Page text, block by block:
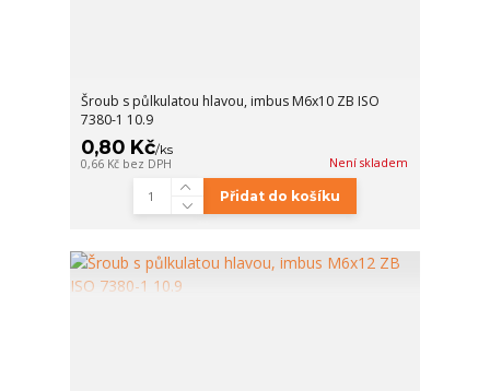
Šroub s půlkulatou hlavou, imbus M6x10 ZB ISO
7380-1 10.9
0,80 Kč/ks
0,66 Kč bez DPH Není skladem
Přidat do košíku